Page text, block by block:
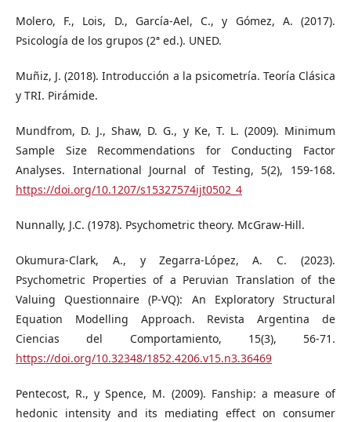
Molero, F., Lois, D., García-Ael, C., y Gómez, A. (2017).
Psicología de los grupos (2ª ed.). UNED.
Muñiz, J. (2018). Introducción a la psicometría. Teoría Clásica
y TRI. Pirámide.
Mundfrom, D. J., Shaw, D. G., y Ke, T. L. (2009). Minimum
Sample Size Recommendations for Conducting Factor
Analyses. International Journal of Testing, 5(2), 159-168.
https://doi.org/10.1207/s15327574ijt0502_4
Nunnally, J.C. (1978). Psychometric theory. McGraw-Hill.
Okumura-Clark, A., y Zegarra-López, A. C. (2023).
Psychometric Properties of a Peruvian Translation of the
Valuing Questionnaire (P-VQ): An Exploratory Structural
Equation Modelling Approach. Revista Argentina de
Ciencias del Comportamiento, 15(3), 56-71.
https://doi.org/10.32348/1852.4206.v15.n3.36469
Pentecost, R., y Spence, M. (2009). Fanship: a measure of
hedonic intensity and its mediating effect on consumer